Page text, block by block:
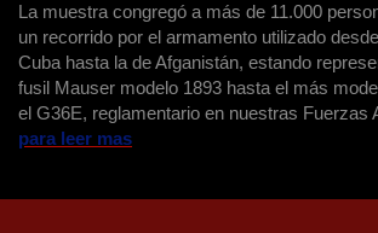
La muestra congregó a más de 11.000
un recorrido por el armamento utilizado
Cuba hasta la de Afganistán, estando
fusil Mauser modelo 1893 hasta el más
el G36E, reglamentario en nuestras Fuerzas
para leer mas